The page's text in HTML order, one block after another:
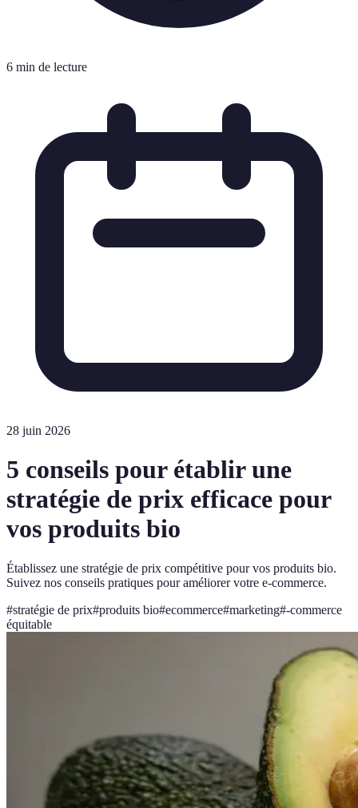
6 min de lecture
28 juin 2026
5 conseils pour établir une
stratégie de prix efficace pour
vos produits bio
Établissez une stratégie de prix compétitive pour vos produits bio.
Suivez nos conseils pratiques pour améliorer votre e-commerce.
#stratégie de prix#produits bio#ecommerce#marketing#-commerce
équitable